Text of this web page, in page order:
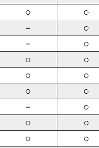
○ ○
－ ○
－ ○
○ ○
○ ○
○ ○
－ ○
○ ○
○ ○